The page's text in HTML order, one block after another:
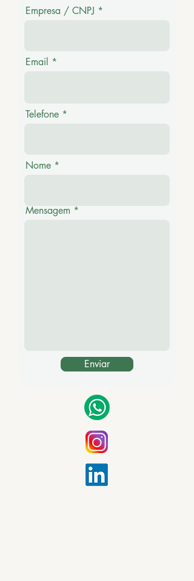
Empresa / CNPJ
Email
Telefone
Nome
Mensagem
Enviar